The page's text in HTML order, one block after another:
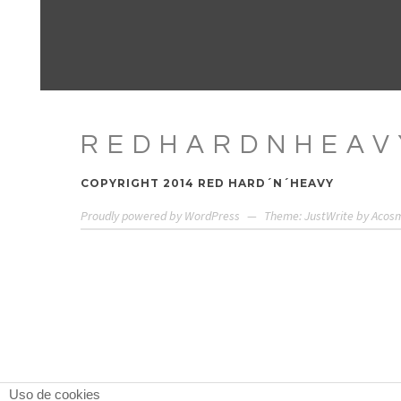
COPYRIGHT 2014 RED HARD´N´HEAVY
Proudly powered by WordPress — Theme: JustWrite by
Uso de cookies